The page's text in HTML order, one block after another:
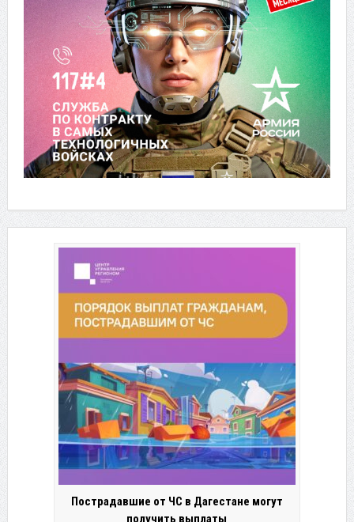
Пострадавшие от ЧС в Дагестане могут
получить выплаты